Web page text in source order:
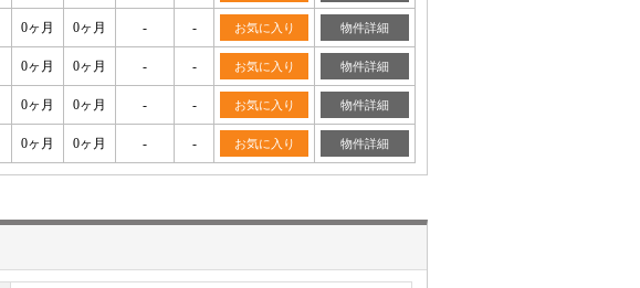
0ヶ月 0ヶ月 - - お気に入り 物件詳細
0ヶ月 0ヶ月 - - お気に入り 物件詳細
0ヶ月 0ヶ月 - - お気に入り 物件詳細
0ヶ月 0ヶ月 - - お気に入り 物件詳細